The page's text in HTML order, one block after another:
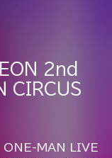
2nd
CIRCUS
ONE-MAN LIVE